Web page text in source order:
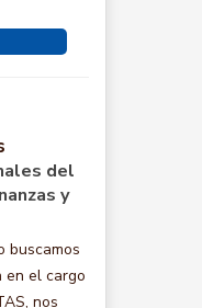
del
y
buscamos
en el cargo
nos